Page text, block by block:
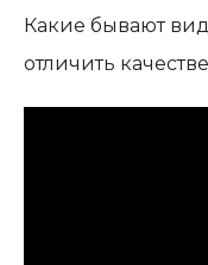
Какие бывают
отличить